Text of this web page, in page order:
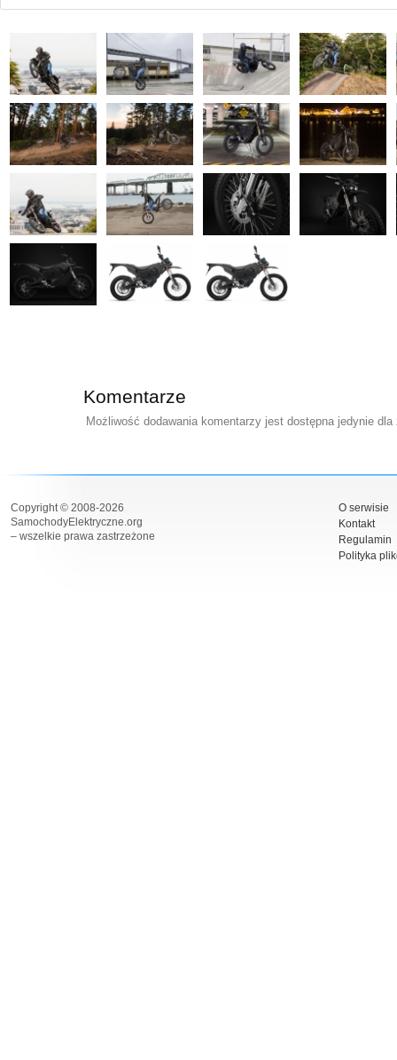
Komentarze
Możliwość dodawania komentarzy jest dostępna jedynie
Copyright © 2008-2026
SamochodyElektryczne.org
– wszelkie prawa zastrzeżone
O serwisie
Kontakt
Regulamin
Polityka